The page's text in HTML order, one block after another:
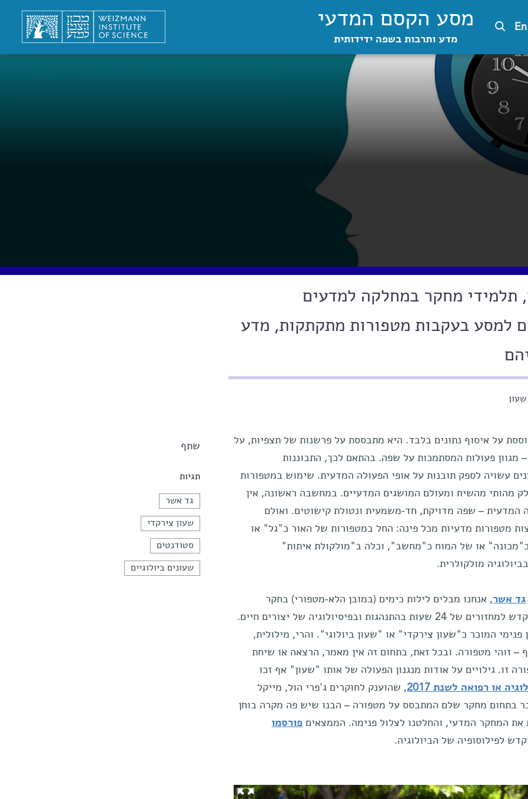
En מסע הקסם המדעי
מדע ותרבות בשפה ידידותית
תלמידי מחקר במחלקה למדעים
למסע בעקבות מטפורות מתקתקות, מדע
שתף
תגיות
גד אשר
שעון צירקדי
סטודנטים
שעונים ביולוגיים
על איסוף נתונים בלבד. היא מתבססת על פרשנות של תצפיות, על
– מגוון פעולות המסתמכות על שפה. בהתאם לכך, התבוננות
עשויה לספק תובנות על אופי הפעולה המדעית. שימוש במטפורות
מהותי מהשיח ומעולם המושגים המדעיים. במחשבה ראשונה, אין
המדעית – שפה מדויקת, חד-משמעית ונטולת קישוטים. ואולם
מטפורות מדעיות מכל פינה: החל במטפורות של האור כ"גל" או
או של המוח כ"מחשב", וכלה ב"מולקולת איתות"
גד אשר, אנחנו מבלים לילות כימים (במובן הלא-מטפורי) בחקר
הכרונוביולוגיה – תחום המחקר המוקדש למחזורים של 24 שעות בהתנהגות ובפיסיולוגיה של יצורים חיים.
פנימי המוכר כ"שעון צירקדי" או "שעון ביולוגי". והרי, מילולית,
– זוהי מטפורה. ובכל זאת, בתחום זה אין מאמר, הרצאה או שיחת
זו. גילויים על אודות מנגנון הפעולה של אותו "שעון" אף זכו
או רפואה לשנת 2017
, שהוענק לחוקרים ג'פרי הול, מייקל
בתחום מחקר שלם המתבסס על מטפורה – הבנו שיש פה מקרה בוחן
את המחקר המדעי, והחלטנו לצלול פנימה. הממצאים פורסמו